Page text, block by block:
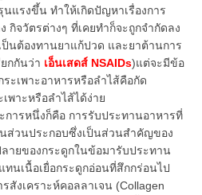
แรงขึ้น ทำให้เกิดปัญหาเรื่องการ
กิจวัตรต่างๆ ที่เคยทำก็จะถูกจำกัดลง
นต้องทานยาแก้ปวด และยาต้านการ
กกันว่า เอ็นเสดส์ NSAIDs)แต่จะมีข้อ
ระเพาะอาหารหรือลำไส้คือกัด
พาะหรือลำไส้ได้ง่าย
รหนึ่งก็คือ การรับประทานอาหารที่
ส่วนประกอบซึ่งเป็นส่วนสำคัญของ
ายของกระดูกในข้อมารับประทาน
นเนื้อเยื่อกระดูกอ่อนที่สึกกร่อนไป
สังเคราะห์คอลลาเจน (Collagen